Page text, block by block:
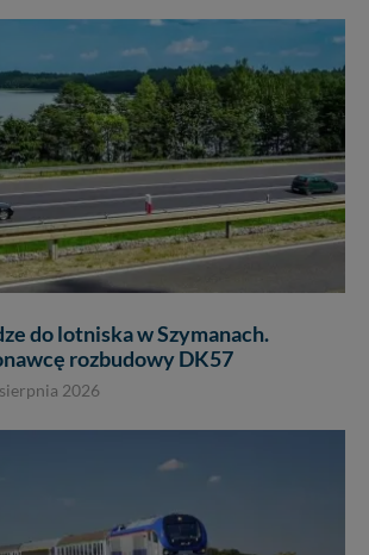
do lotniska w Szymanach.
rozbudowy DK57
2026